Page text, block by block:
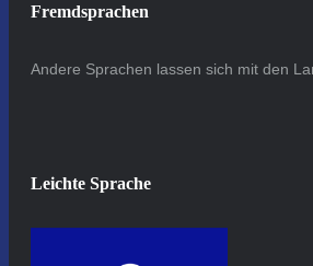
Fremdsprachen
Andere Sprachen lassen sich mit den
Leichte Sprache